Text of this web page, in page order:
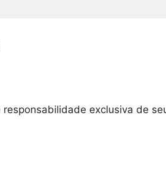
exclusiva de